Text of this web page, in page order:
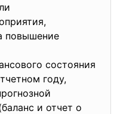
повышение
состояния
году,
и отчет о